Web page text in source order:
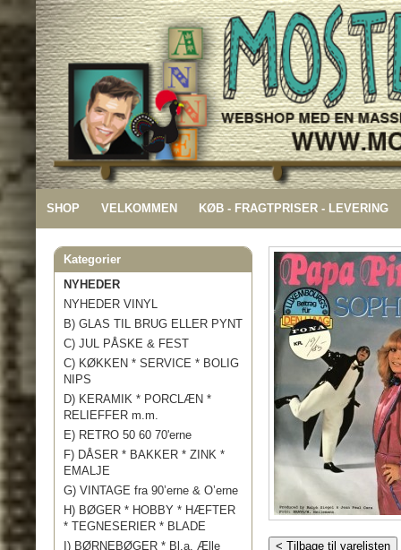
SHOP VELKOMMEN KØB - FRAGTPRISER - LEVERING
Kategorier
NYHEDER
NYHEDER VINYL
B) GLAS TIL BRUG ELLER PYNT
C) JUL PÅSKE & FEST
C) KØKKEN * SERVICE * BOLIG
NIPS
D) KERAMIK * PORCLÆN *
RELIEFFER m.m.
E) RETRO 50 60 70'erne
F) DÅSER * BAKKER * ZINK *
EMALJE
G) VINTAGE fra 90’erne & O’erne
H) BØGER * HOBBY * HÆFTER
* TEGNESERIER * BLADE
I) BØRNEBØGER * Bl.a. Ælle
< Tilbage til varelisten